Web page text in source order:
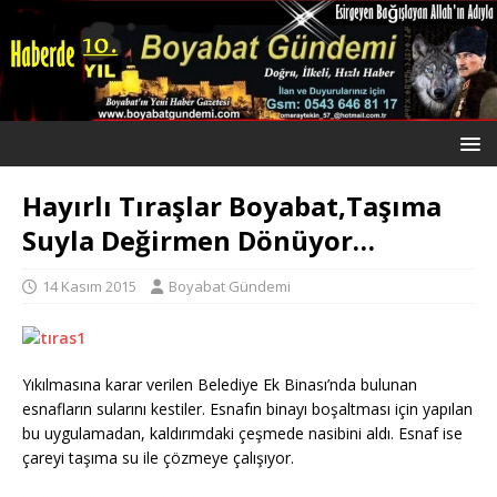
Hayırlı Tıraşlar Boyabat,Taşıma
Suyla Değirmen Dönüyor…
14 Kasım 2015 Boyabat Gündemi
Yıkılmasına karar verilen Belediye Ek Binası’nda bulunan
esnafların sularını kestiler. Esnafın binayı boşaltması için yapılan
bu uygulamadan, kaldırımdaki çeşmede nasibini aldı. Esnaf ise
çareyi taşıma su ile çözmeye çalışıyor.